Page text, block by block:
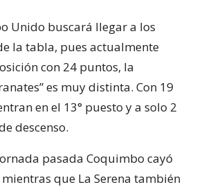
Unido buscará llegar a los
la tabla, pues actualmente
con 24 puntos, la
es muy distinta. Con 19
en el 13° puesto y a solo 2
descenso.
pasada Coquimbo cayó
que La Serena también